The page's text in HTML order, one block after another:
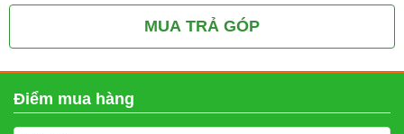
MUA TRẢ GÓP
Điểm mua hàng